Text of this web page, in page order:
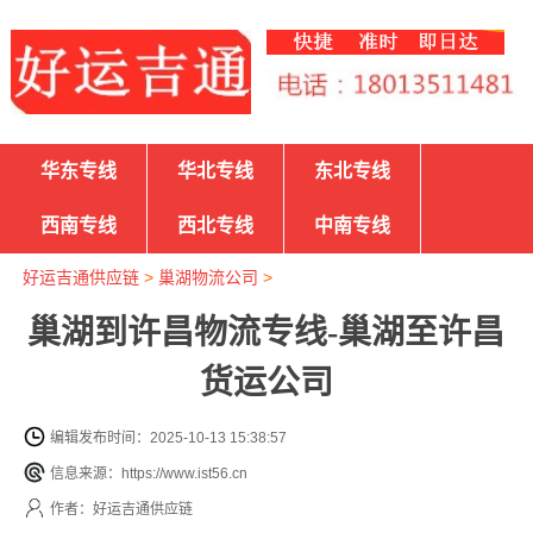
华东专线 华北专线 东北专线
西南专线 西北专线 中南专线
好运吉通供应链> 巢湖物流公司 >
巢湖到许昌物流专线-巢湖至许昌
货运公司
编辑发布时间：2025-10-13 15:38:57
信息来源：https://www.ist56.cn
作者：好运吉通供应链